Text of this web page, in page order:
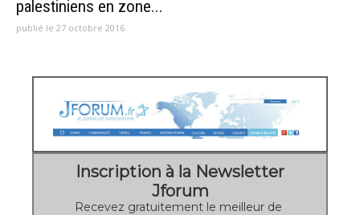
palestiniens en zone...
publié le 27 octobre 2016
Inscription à la Newsletter
Jforum
Recevez gratuitement le meilleur de